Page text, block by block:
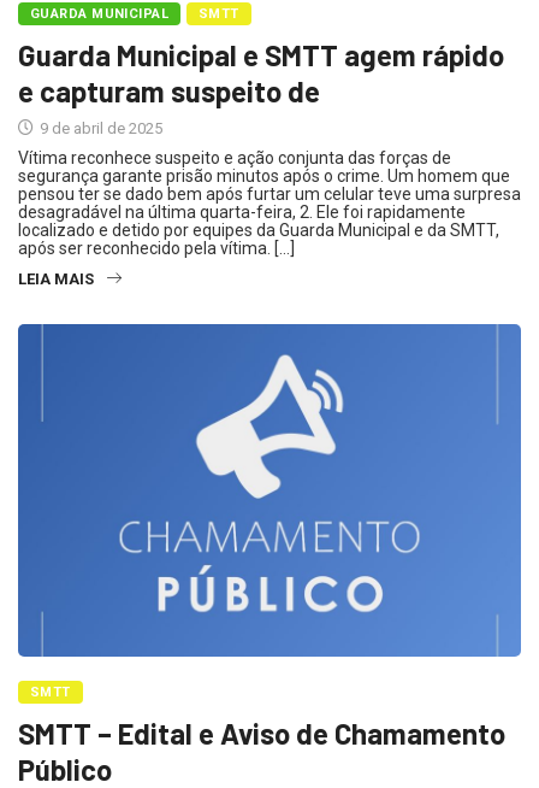
GUARDA MUNICIPAL SMTT
Guarda Municipal e SMTT agem rápido
e capturam suspeito de
9 de abril de 2025
Vítima reconhece suspeito e ação conjunta das forças de
segurança garante prisão minutos após o crime. Um homem que
pensou ter se dado bem após furtar um celular teve uma surpresa
desagradável na última quarta-feira, 2. Ele foi rapidamente
localizado e detido por equipes da Guarda Municipal e da SMTT,
após ser reconhecido pela vítima. […]
LEIA MAIS
SMTT
SMTT – Edital e Aviso de Chamamento
Público